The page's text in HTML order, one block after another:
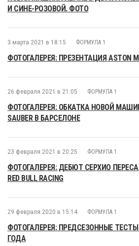
И СИНЕ-РОЗОВОЙ. ФОТО
3 марта 2021 в 18:15 ФОРМУЛА 1
ФОТОГАЛЕРЕЯ: ПРЕЗЕНТАЦИЯ ASTON
26 февраля 2021 в 21:05 ФОРМУЛА 1
ФОТОГАЛЕРЕЯ: ОБКАТКА НОВОЙ
SAUBER В БАРСЕЛОНЕ
23 февраля 2021 в 20:25 ФОРМУЛА 1
ФОТОГАЛЕРЕЯ: ДЕБЮТ СЕРХИО
RED BULL RACING
29 февраля 2020 в 15:14 ФОРМУЛА 1
ФОТОГАЛЕРЕЯ: ПРЕДСЕЗОННЫЕ
ГОДА